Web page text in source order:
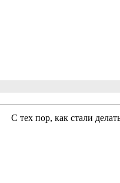
С тех пор, как стали